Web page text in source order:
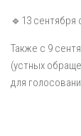
🔹13 сентября
Также с 9
(устных
для